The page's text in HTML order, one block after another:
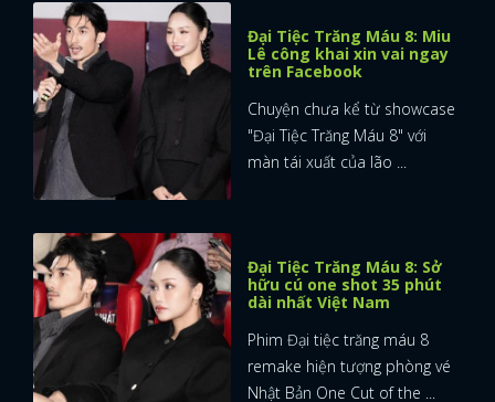
Đại Tiệc Trăng Máu 8: Miu
Lê công khai xin vai ngay
trên Facebook
Chuyện chưa kể từ showcase
"Đại Tiệc Trăng Máu 8" với
màn tái xuất của lão ...
Đại Tiệc Trăng Máu 8: Sở
hữu cú one shot 35 phút
dài nhất Việt Nam
Phim Đại tiệc trăng máu 8
remake hiện tượng phòng vé
Nhật Bản One Cut of the ...